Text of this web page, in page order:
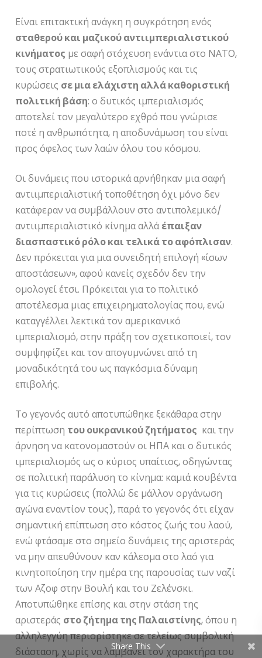
Είναι επιτακτική ανάγκη η συγκρότηση ενός
σταθερού και μαζικού αντιιμπεριαλιστικού
κινήματος με σαφή στόχευση ενάντια στο ΝΑΤΟ,
τους στρατιωτικούς εξοπλισμούς και τις
κυρώσεις σε μια ελάχιστη αλλά καθοριστική
πολιτική βάση: ο δυτικός ιμπεριαλισμός
αποτελεί τον μεγαλύτερο εχθρό που γνώρισε
ποτέ η ανθρωπότητα, η αποδυνάμωση του είναι
προς όφελος των λαών όλου του κόσμου.
Οι δυνάμεις που ιστορικά αρνήθηκαν μια σαφή
αντιιμπεριαλιστική τοποθέτηση όχι μόνο δεν
κατάφεραν να συμβάλλουν στο αντιπολεμικό/
αντιιμπεριαλιστικό κίνημα αλλάέπαιξαν
διασπαστικό ρόλο και τελικά το αφόπλισαν.
Δεν πρόκειται για μια συνειδητή επιλογή «ίσων
αποστάσεων», αφού κανείς σχεδόν δεν την
ομολογεί έτσι. Πρόκειται για το πολιτικό
αποτέλεσμα μιας επιχειρηματολογίας που, ενώ
καταγγέλλει λεκτικά τον αμερικανικό
ιμπεριαλισμό, στην πράξη τον σχετικοποιεί, τον
συμψηφίζει και τον απογυμνώνει από τη
μοναδικότητά του ως παγκόσμια δύναμη
επιβολής.
Το γεγονός αυτό αποτυπώθηκε ξεκάθαρα στην
περίπτωση του ουκρανικού ζητήματος και την
άρνηση να κατονομαστούν οι ΗΠΑ και ο δυτικός
ιμπεριαλισμός ως ο κύριος υπαίτιος, οδηγώντας
σε πολιτική παράλυση το κίνημα: καμιά κουβέντα
για τις κυρώσεις (πολλώ δε μάλλον οργάνωση
αγώνα εναντίον τους), παρά το γεγονός ότι είχαν
σημαντική επίπτωση στο κόστος ζωής του λαού,
ενώ φτάσαμε στο σημείο δυνάμεις της αριστεράς
να μην απευθύνουν καν κάλεσμα στο λαό για
κινητοποίηση την ημέρα της παρουσίας των ναζί
των Αζοφ στην Βουλή και του Ζελένσκι.
Αποτυπώθηκε επίσης και στην στάση της
αριστεράς στο ζήτημα της Παλαιστίνης, όπου η
αλληλεγγύη περιορίστηκε σε τελείως συμβολική
διάσταση, χωρίς να λαμβάνει τον χαρακτήρα του
Share This